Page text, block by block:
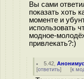
Вы сами
показать хоть
моменте и
использовать
модное-
привлекать?:)
5.42 ,
[ответить] [к